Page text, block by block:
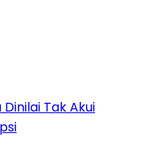
Dinilai Tak Akui